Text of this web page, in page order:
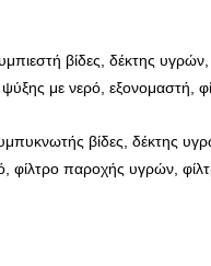
βίδες, δέκτης
με νερό, εξονομαστή,
βίδες, δέκτης
φίλτρο παροχής υγρών,